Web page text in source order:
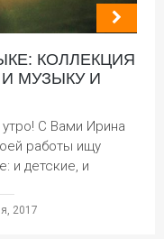
КОЛЛЕКЦИЯ
МУЗЫКУ И
С Вами Ирина
работы ищу
и детские, и
2017